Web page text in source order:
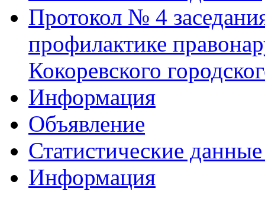
Протокол № 4
профилактике
Кокоревского
Информация
Объявление
Статистические
Информация